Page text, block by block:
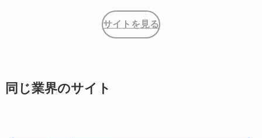
サイトを見る
同じ業界のサイト